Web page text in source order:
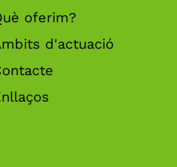
oferim?
d'actuació